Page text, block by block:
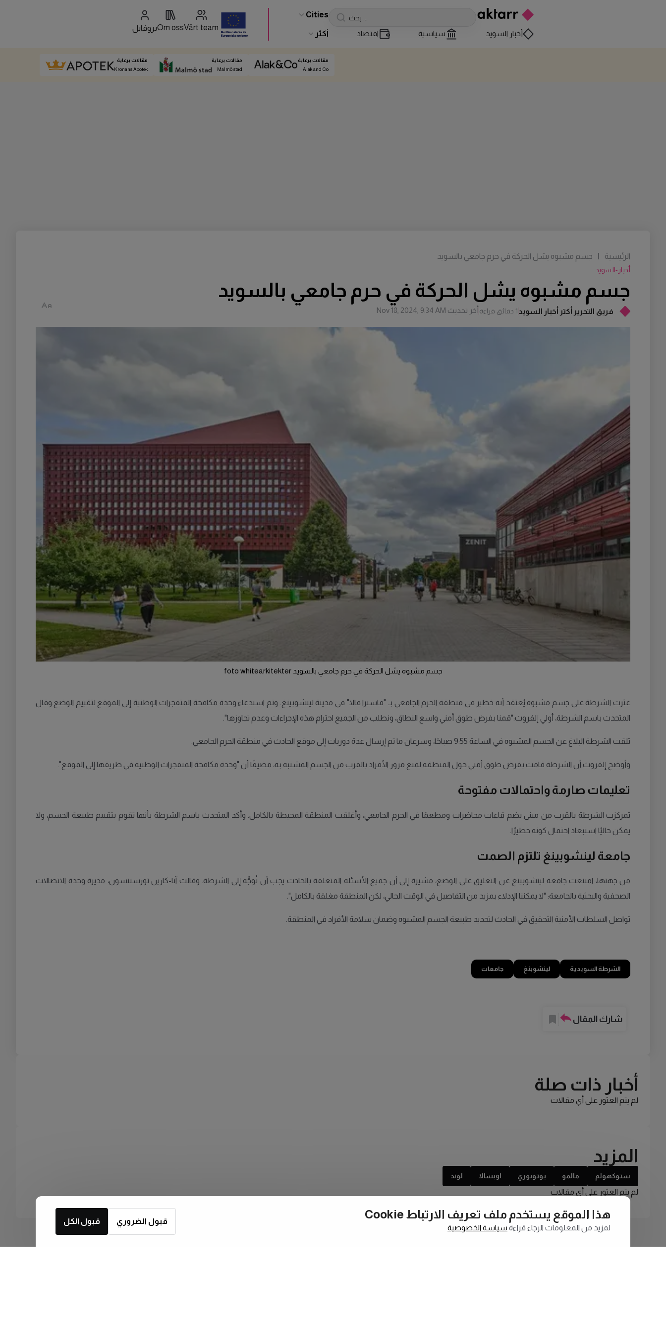
Cities
أخبار السويد سياسية اقتصاد أكثر
Vårt team
Om ossبروفايل
مقالات برعاية
Alak and Co
مقالات برعاية
Malmö stad
مقالات برعاية
Kronans Apotek
فريق التحرير أكتر أخبار السويد1 دقائق قراءة أخر تحديث Nov 18, 2024, 9:34 AM
جسم مشبوه يشل الحركة في حرم جامعي بالسويد
أخبار-السويد
الرئيسية جسم مشبوه يشل الحركة في حرم جامعي بالسويد
جسم مشبوه يشل الحركة في حرم جامعي بالسويد foto whitearkitekter
عثرت الشرطة على جسم مشبوه يُعتقد أنه خطير في منطقة الحرم الجامعي بـ "فاسترا فالا" في مدينة لينشوبينغ. وتم استدعاء وحدة مكافحة المتفجرات الوطنية إلى الموقع لتقييم الوضع.وقال
المتحدث باسم الشرطة، أولي إلفروث:"قمنا بفرض طوق أمني واسع النطاق، ونطلب من الجميع احترام هذه الإجراءات وعدم تجاوزها".
تلقت الشرطة البلاغ عن الجسم المشبوه في الساعة 9:55 صباحًا، وسرعان ما تم إرسال عدة دوريات إلى موقع الحادث في منطقة الحرم الجامعي.
وأوضح إلفروث أن الشرطة قامت بفرض طوق أمني حول المنطقة لمنع مرور الأفراد بالقرب من الجسم المشتبه به، مضيفًا أن "وحدة مكافحة المتفجرات الوطنية في طريقها إلى الموقع".
تعليمات صارمة واحتمالات مفتوحة
تمركزت الشرطة بالقرب من مبنى يضم قاعات محاضرات ومطعمًا في الحرم الجامعي، وأغلقت المنطقة المحيطة بالكامل. وأكد المتحدث باسم الشرطة بأنها تقوم بتقييم طبيعة الجسم، ولا
يمكن حاليًا استبعاد احتمال كونه خطيرًا.
جامعة لينشوبينغ تلتزم الصمت
من جهتها، امتنعت جامعة لينشوبينغ عن التعليق على الوضع، مشيرة إلى أن جميع الأسئلة المتعلقة بالحادث يجب أن تُوجَّه إلى الشرطة. وقالت آنا-كارين تورستنسون، مديرة وحدة الاتصالات
الصحفية والبحثية بالجامعة: "لا يمكننا الإدلاء بمزيد من التفاصيل في الوقت الحالي، لكن المنطقة مغلقة بالكامل".
تواصل السلطات الأمنية التحقيق في الحادث لتحديد طبيعة الجسم المشبوه وضمان سلامة الأفراد في المنطقة.
الشرطة السويدية لينشوبنغ جامعات
شارك المقال
أخبار ذات صلة
لم يتم العثور على أي مقالات
المزيد
ستوكهولم مالمو يوتوبوري اوبسالا لوند
لم يتم العثور على أي مقالات
هذا الموقع يستخدم ملف تعريف الارتباط Cookie
لمزيد من المعلومات الرجاء قراءة سياسة الخصوصية
قبول الكل قبول الضروري